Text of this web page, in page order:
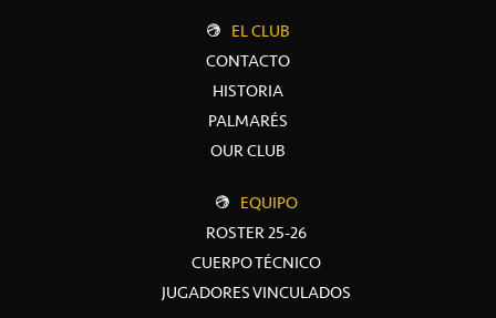
EL CLUB
CONTACTO
HISTORIA
PALMARÉS
OUR CLUB
EQUIPO
ROSTER 25-26
CUERPO TÉCNICO
JUGADORES VINCULADOS